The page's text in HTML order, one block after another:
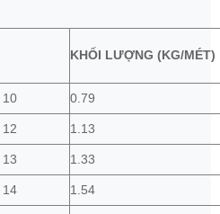
KHỐI LƯỢNG (KG/MÉT)
10 0.79
1.13
1.33
14 1.54